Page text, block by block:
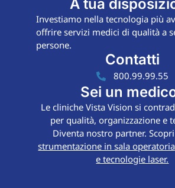
A tua
Investiamo nella tecnologia più
offrire servizi medici di qualità a
persone.
Contatti
800.99.99.55
Sei un
Le cliniche Vista Vision si
per qualità, organizzazione e
Diventa nostro partner. Scopri
strumentazione in sala
e tecnologie laser.